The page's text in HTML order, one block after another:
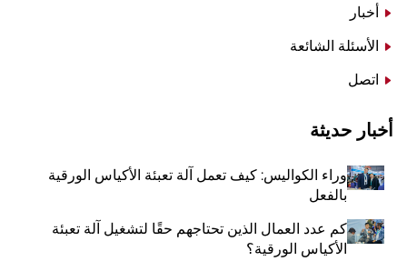
أخبار
الأسئلة الشائعة
اتصل
أخبار حديثة
وراء الكواليس: كيف تعمل آلة تعبئة الأكياس الورقية
بالفعل
كم عدد العمال الذين تحتاجهم حقًا لتشغيل آلة تعبئة
الأكياس الورقية؟